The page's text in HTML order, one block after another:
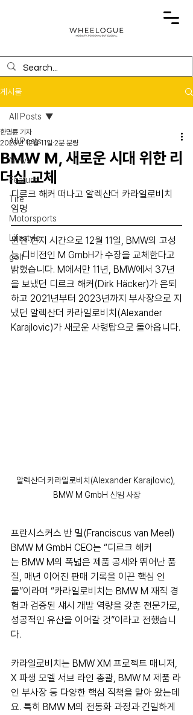
게시물
All Posts
News
Feature
Tire
Motorsports
Lifestyle
golf
All Posts
BMW M, 새로운 시대 위한 리
더십 교체
한명륜 기자
2025년 12월 11일 2분 분량
디르크 해커 떠나고 알렉산더 카라일로비치
임명
뮌헨 현지 시간으로 12월 11일, BMW의 고성
능 디비전인 M GmbH가 수장을 교체한다고
밝혔습니다. M에서만 11년, BMW에서 37년
을 보냈던 디르크 해커(Dirk Häcker)가 은퇴
하고 2021년부터 2023년까지 부사장으로 지
냈던 알렉산더 카라일로비치(Alexander
Karajlovic)가 새로운 사령탑으로 돌아옵니다.
알렉산더 카라일로비치(Alexander Karajlovic),
BMW M GmbH 신임 사장
프란시스커스 반 밀(Franciscus van Meel)
BMW M GmbH CEO는 “디르크 해커
는 BMW M의 폭넓은 제품 공세와 뛰어난 품
질, 매년 이어진 판매 기록을 이끈 핵심 인
물”이라며 “카라일로비치는 BMW M 재직 경
험과 검증된 섀시 개발 역량을 갖춘 전문가로,
성공적인 유산을 이어갈 것”이라고 전했습니
다.
카라일로비치는 BMW XM 프로젝트 매니저,
X 파생 모델 서브 라인 총괄, BMW M 제품 라
인 부사장 등 다양한 핵심 직책을 맡아 왔는데
요. 특히 BMW M의 전동화 과정과 긴밀하게